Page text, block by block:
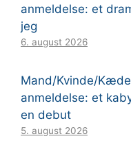
anmeldelse: et
jeg
6. august 2026
Mand/Kvinde/
anmeldelse: et
en debut
5. august 2026